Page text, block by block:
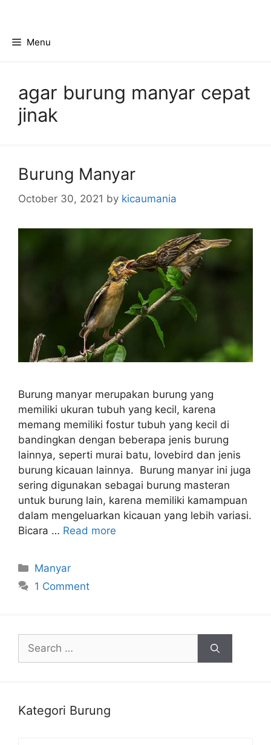
contentMenu
agar burung manyar cepat
jinak
Burung Manyar
October 30, 2021 by kicaumania
Burung manyar merupakan burung yang
memiliki ukuran tubuh yang kecil, karena
memang memiliki fostur tubuh yang kecil di
bandingkan dengan beberapa jenis burung
lainnya, seperti murai batu, lovebird dan jenis
burung kicauan lainnya. Burung manyar ini juga
sering digunakan sebagai burung masteran
untuk burung lain, karena memiliki kamampuan
dalam mengeluarkan kicauan yang lebih variasi.
Bicara … Read more
Categories
Manyar
1 Comment
Search
for:
Kategori Burung